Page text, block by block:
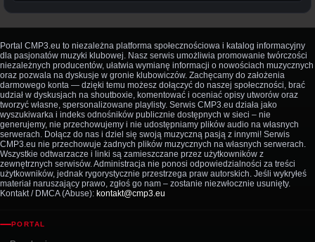
Portal CMP3.eu to niezależna platforma społecznościowa i katalog informacyjny
dla pasjonatów muzyki klubowej. Nasz serwis umożliwia promowanie twórczości
niezależnych producentów, ułatwia wymianę informacji o nowościach muzycznych
oraz pozwala na dyskusje w gronie klubowiczów. Zachęcamy do założenia
darmowego konta — dzięki temu możesz dołączyć do naszej społeczności, brać
udział w dyskusjach na shoutboxie, komentować i oceniać opisy utworów oraz
tworzyć własne, spersonalizowane playlisty. Serwis CMP3.eu działa jako
wyszukiwarka i indeks odnośników publicznie dostępnych w sieci – nie
generujemy, nie przechowujemy i nie udostępniamy plików audio na własnych
serwerach. Dołącz do nas i dziel się swoją muzyczną pasją z innymi! Serwis
CMP3.eu nie przechowuje żadnych plików muzycznych na własnych serwerach.
Wszystkie odtwarzacze i linki są zamieszczane przez użytkowników z
zewnętrznych serwisów. Administracja nie ponosi odpowiedzialności za treści
użytkowników, jednak rygorystycznie przestrzega praw autorskich. Jeśli wykryłeś
materiał naruszający prawo, zgłoś go nam – zostanie niezwłocznie usunięty.
Kontakt / DMCA (Abuse): kontakt@cmp3.eu
PORTAL